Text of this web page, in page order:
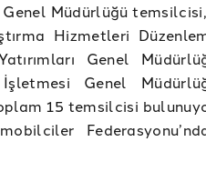
Müdürlüğü
Hizmetleri
Genel
Genel
15 temsilcisi